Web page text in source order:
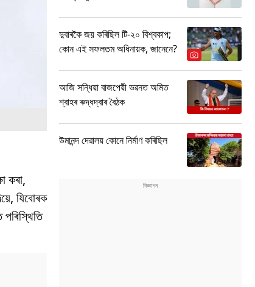
কৰা,
যিবোৰক
দুবাৰকৈ জয় কৰিছিল টি-২০ বিশ্বকাপ;
কোন এই সফলতম অধিনায়ক, জানেনে?
আজি সন্ধিয়া বাজপেয়ী ভৱনত অমিত
শ্বাহৰ ৰুদ্ধদ্বাৰ বৈঠক
উমানন্দ দেৱালয় কোনে নিৰ্মাণ কৰিছিল